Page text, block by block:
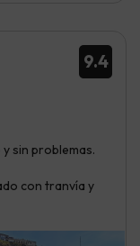
9.4
sin problemas.
con tranvía y